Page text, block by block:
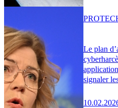
Le plan
signaler
PRO